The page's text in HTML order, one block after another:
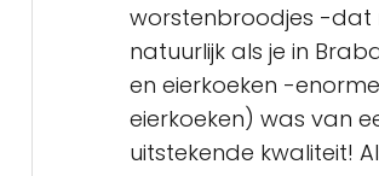
worstenbroodjes -dat
natuurlijk als je in
en eierkoeken -enorme
eierkoeken) was van
uitstekende kwaliteit!